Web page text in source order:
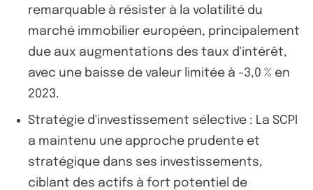
remarquable à résister à la volatilité du
marché immobilier européen, principalement
due aux augmentations des taux d'intérêt,
avec une baisse de valeur limitée à -3,0 % en
2023.
Stratégie d'investissement sélective : La SCPI
a maintenu une approche prudente et
stratégique dans ses investissements,
ciblant des actifs à fort potentiel de